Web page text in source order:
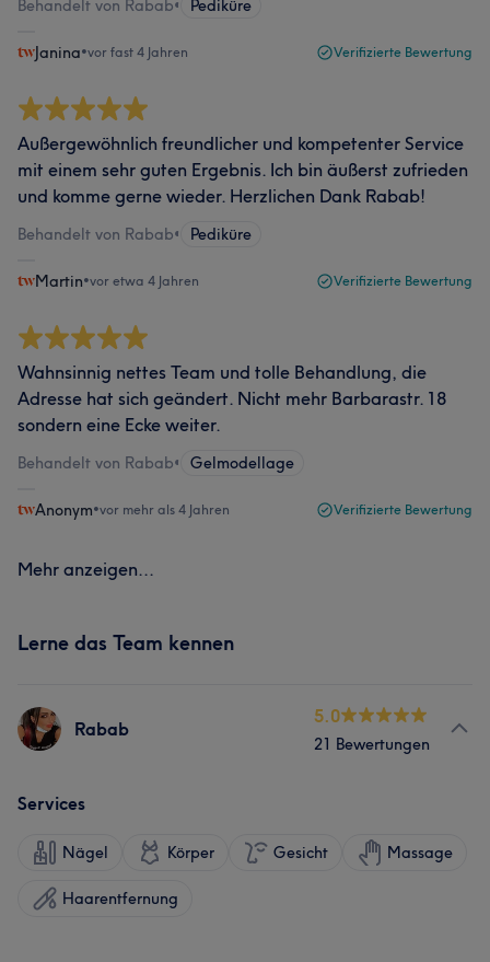
Behandelt von Rabab• Pediküre
Janina•vor fast 4 Jahren Verifizierte Bewertung
Außergewöhnlich freundlicher und kompetenter Service
mit einem sehr guten Ergebnis. Ich bin äußerst zufrieden
und komme gerne wieder. Herzlichen Dank Rabab!
Behandelt von Rabab• Pediküre
Martin•vor etwa 4 Jahren Verifizierte Bewertung
Wahnsinnig nettes Team und tolle Behandlung, die
Adresse hat sich geändert. Nicht mehr Barbarastr. 18
sondern eine Ecke weiter.
Behandelt von Rabab• Gelmodellage
Anonym•vor mehr als 4 Jahren Verifizierte Bewertung
Mehr anzeigen...
Lerne das Team kennen
Rabab
5.0
21 Bewertungen
Services
Nägel Körper Gesicht Massage
Haarentfernung